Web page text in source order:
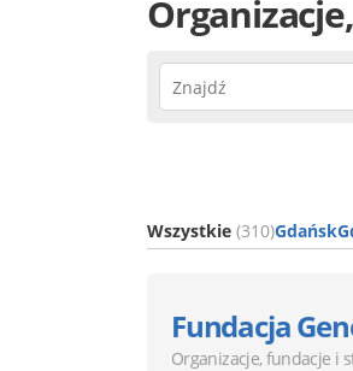
Wszystkie (310)Gdańsk
Fundacja
Organizacje, fundacje i